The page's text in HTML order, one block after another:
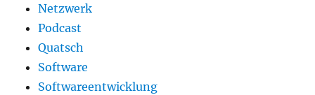
Netzwerk
Podcast
Quatsch
Software
Softwareentwicklung